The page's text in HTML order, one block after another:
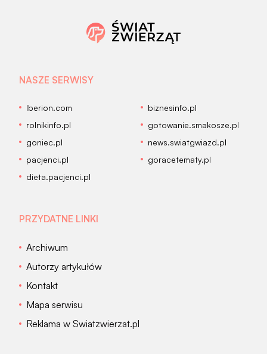
NASZE SERWISY
Iberion.com
biznesinfo.pl
rolnikinfo.pl
gotowanie.smakosze.pl
goniec.pl
news.swiatgwiazd.pl
pacjenci.pl
goracetematy.pl
dieta.pacjenci.pl
PRZYDATNE LINKI
Archiwum
Autorzy artykułów
Kontakt
Mapa serwisu
Reklama w Swiatzwierzat.pl